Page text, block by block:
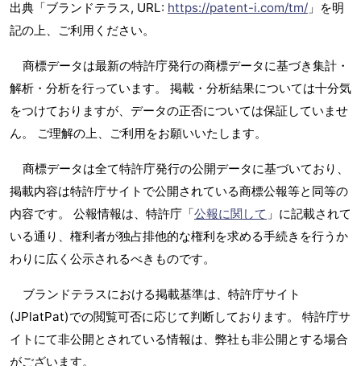
出典「ブランドテラス, URL: https://patent-i.com/tm/ 」を明
記の上、ご利用ください。
商標データは最新の特許庁発行の商標データに基づき集計・
解析・分析を行っています。 掲載・分析結果については十分気
をつけておりますが、データの正否については保証していませ
ん。 ご理解の上、ご利用をお願いいたします。
商標データは全て特許庁発行の公開データに基づいており、
掲載内容は特許庁サイトで公開されている商標公報等と同等の
内容です。 公報情報は、特許庁「公報に関して 」に記載されて
いる通り、権利者が独占排他的な権利を求める手続きを行うか
わりに広く公示されるべきものです。
ブランドテラスにおける掲載基準は、特許庁サイト
(JPlatPat)での閲覧可否に応じて判断しております。 特許庁サ
イトにて非公開とされている情報は、弊社も非公開とする場合
がございます。